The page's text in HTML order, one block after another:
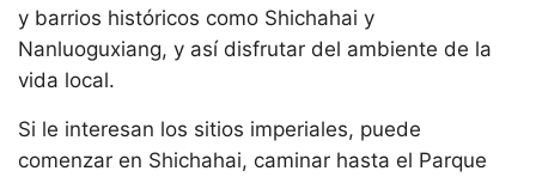
y barrios históricos como Shichahai y
Nanluoguxiang, y así disfrutar del ambiente de la
vida local.
Si le interesan los sitios imperiales, puede
comenzar en Shichahai, caminar hasta el Parque